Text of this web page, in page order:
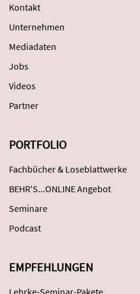
Kontakt
Unternehmen
Mediadaten
Jobs
Videos
Partner
PORTFOLIO
Fachbücher & Loseblattwerke
BEHR'S...ONLINE Angebot
Seminare
Podcast
EMPFEHLUNGEN
Lehrke-Seminar-Pakete